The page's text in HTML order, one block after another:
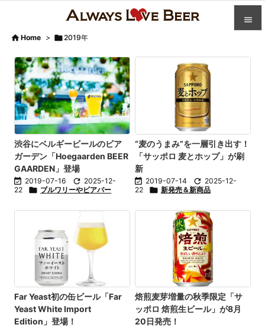


次へ

 Home > 2019年
渋谷にベルギービールのビア
ガーデン「Hoegaarden BEER
GAARDEN」登場
 2019-07-16  2025-12-
22
 ブルワリーやビアバー
“麦のうまみ”を一層引き出す！
「サッポロ 麦とホップ」が刷
新
 2019-07-14  2025-12-
22
 新発売＆新商品
Far Yeast初の缶ビール「Far
Yeast White Import
Edition」登場！
焙煎麦芽増量の秋季限定「サ
ッポロ 焙煎生ビール」が8月
20日発売！